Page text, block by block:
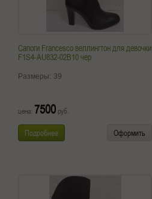
Сапоги Francesco веллингтон для девочки
F1S4-AU832-02B10 чер
Размеры: 39
цена: 7500 руб.
Подробнее Оформить